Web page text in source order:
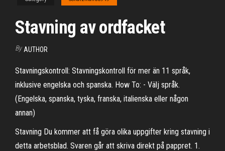
Stavning av ordfacket
By AUTHOR
Stavningskontroll: Stavningskontroll för mer än 11 språk,
inklusive engelska och spanska. How To: - Välj språk.
(Engelska, spanska, tyska, franska, italienska eller någon
annan)
Stavning Du kommer att få göra olika uppgifter kring stavning i
detta arbetsblad. Svaren går att skriva direkt på pappret. 1.